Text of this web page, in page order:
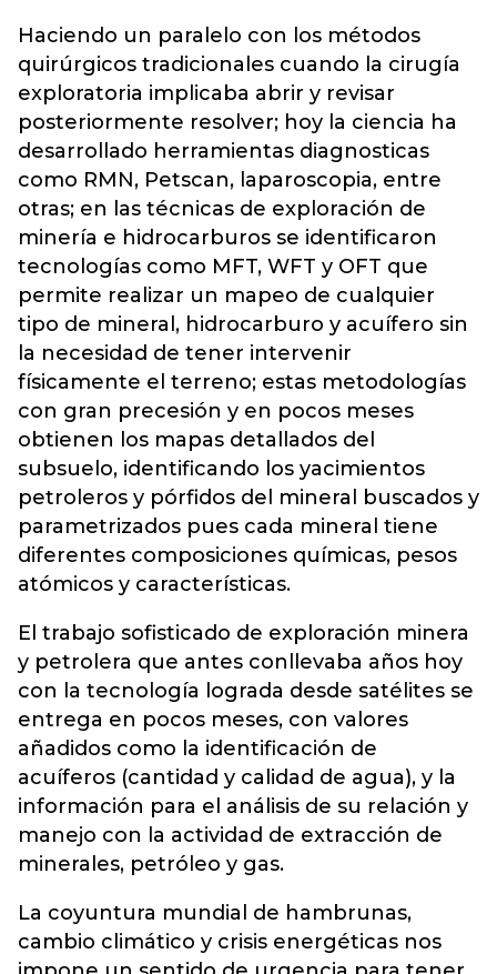
Haciendo un paralelo con los métodos
quirúrgicos tradicionales cuando la cirugía
exploratoria implicaba abrir y revisar
posteriormente resolver; hoy la ciencia ha
desarrollado herramientas diagnosticas
como RMN, Petscan, laparoscopia, entre
otras; en las técnicas de exploración de
minería e hidrocarburos se identificaron
tecnologías como MFT, WFT y OFT que
permite realizar un mapeo de cualquier
tipo de mineral, hidrocarburo y acuífero sin
la necesidad de tener intervenir
físicamente el terreno; estas metodologías
con gran precesión y en pocos meses
obtienen los mapas detallados del
subsuelo, identificando los yacimientos
petroleros y pórfidos del mineral buscados y
parametrizados pues cada mineral tiene
diferentes composiciones químicas, pesos
atómicos y características.
El trabajo sofisticado de exploración minera
y petrolera que antes conllevaba años hoy
con la tecnología lograda desde satélites se
entrega en pocos meses, con valores
añadidos como la identificación de
acuíferos (cantidad y calidad de agua), y la
información para el análisis de su relación y
manejo con la actividad de extracción de
minerales, petróleo y gas.
La coyuntura mundial de hambrunas,
cambio climático y crisis energéticas nos